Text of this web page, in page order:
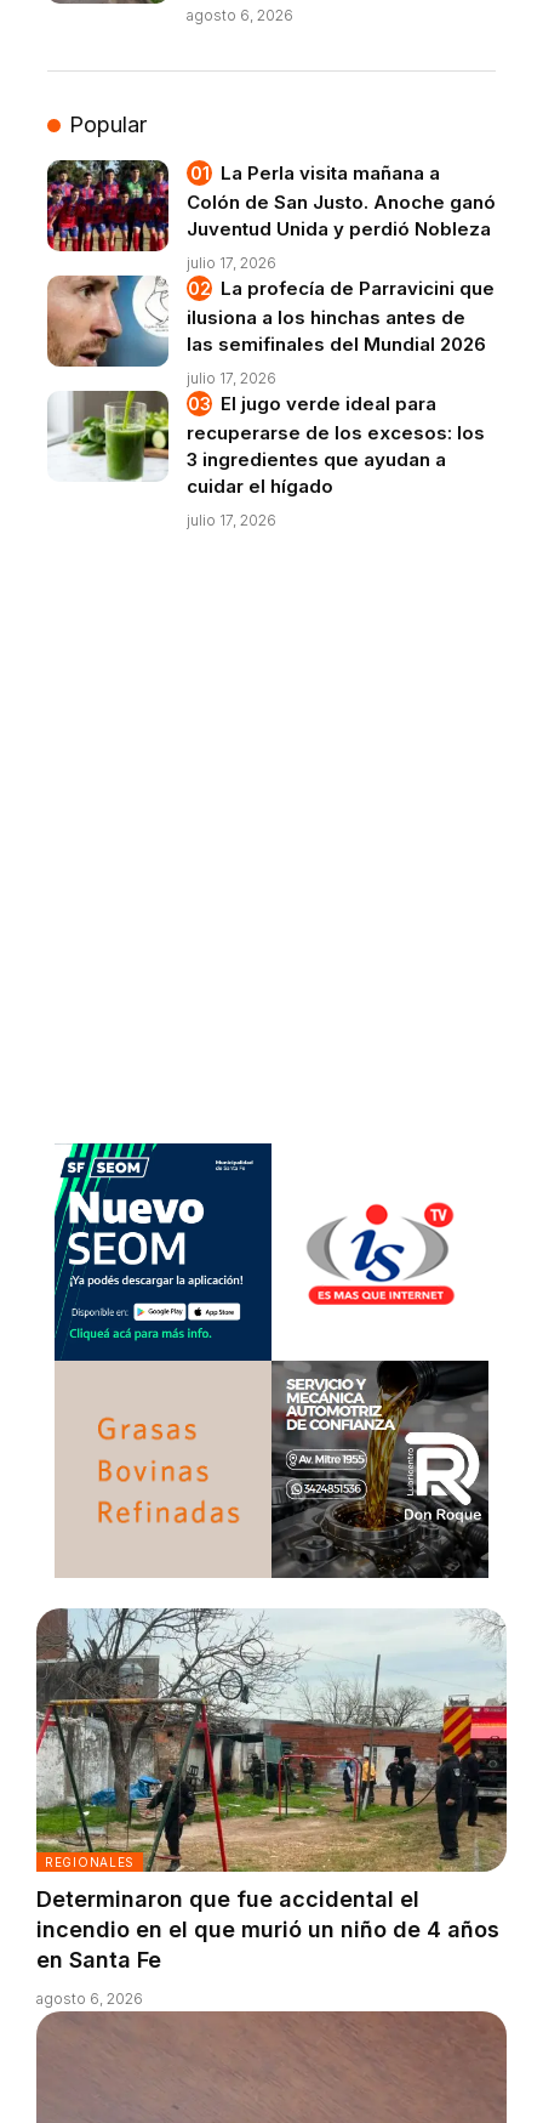
agosto 6, 2026
Popular
La Perla visita mañana a
Colón de San Justo. Anoche ganó
Juventud Unida y perdió Nobleza
julio 17, 2026
La profecía de Parravicini que
ilusiona a los hinchas antes de
las semifinales del Mundial 2026
julio 17, 2026
El jugo verde ideal para
recuperarse de los excesos: los
3 ingredientes que ayudan a
cuidar el hígado
julio 17, 2026
REGIONALES
Determinaron que fue accidental el
incendio en el que murió un niño de 4 años
en Santa Fe
agosto 6, 2026